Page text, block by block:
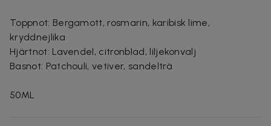
Toppnot: Bergamott, rosmarin, karibisk lime,
kryddnejlika
Hjärtnot: Lavendel, citronblad, liljekonvalj
Basnot: Patchouli, vetiver, sandelträ
50ML